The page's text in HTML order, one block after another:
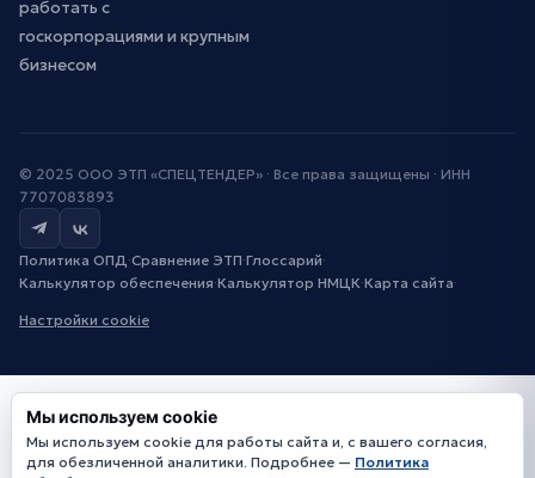
работать с
госкорпорациями и крупным
бизнесом
© 2025 ООО ЭТП «СПЕЦТЕНДЕР» · Все права защищены · ИНН
7707083893
Политика ОПД ·Сравнение ЭТП·Глоссарий·
Калькулятор обеспечения·Калькулятор НМЦК·Карта сайта·
Настройки cookie
Мы используем cookie
Мы используем cookie для работы сайта и, с вашего согласия,
для обезличенной аналитики. Подробнее — Политика